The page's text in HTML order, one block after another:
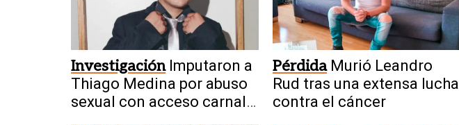
Investigación Imputaron a
Thiago Medina por abuso
sexual con acceso carnal
Pérdida Murió Leandro
Rud tras una extensa lucha
contra el cáncer